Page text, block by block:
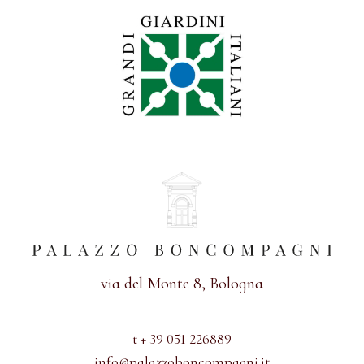
via del Monte 8, Bologna
t + 39 051 226889